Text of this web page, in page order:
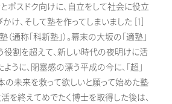
ポスドク向けに、自立をして社会に役立
け、そして塾を作ってしまいました [1]
通称「科新塾」）。幕末の大坂の「適塾」
役割を超えて、新しい時代の夜明けに活
うに、閉塞感の漂う平成の今に、「超」
の未来を救って欲しいと願って始めた塾
を終えてめでたく博士を取得した後は、